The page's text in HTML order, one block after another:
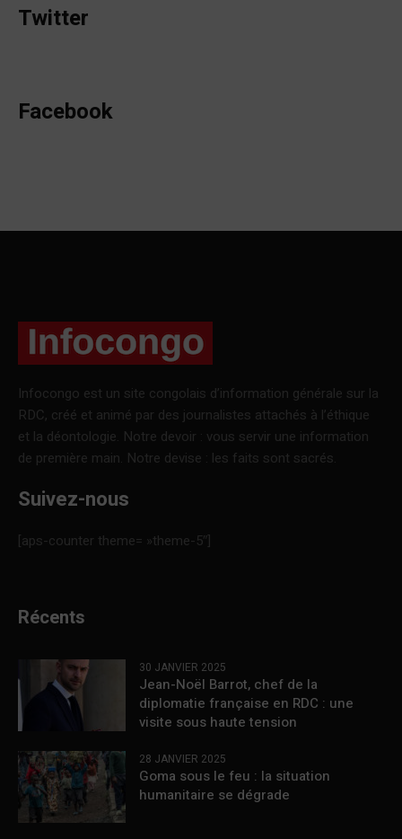
Twitter
Facebook
Infocongo est un site congolais d’information générale sur la
RDC, créé et animé par des journalistes attachés à l’éthique
et la déontologie. Notre devoir : vous servir une information
de première main. Notre devise : les faits sont sacrés.
Suivez-nous
[aps-counter theme= »theme-5″]
Récents
30 JANVIER 2025
Jean-Noël Barrot, chef de la
diplomatie française en RDC : une
visite sous haute tension
28 JANVIER 2025
Goma sous le feu : la situation
humanitaire se dégrade